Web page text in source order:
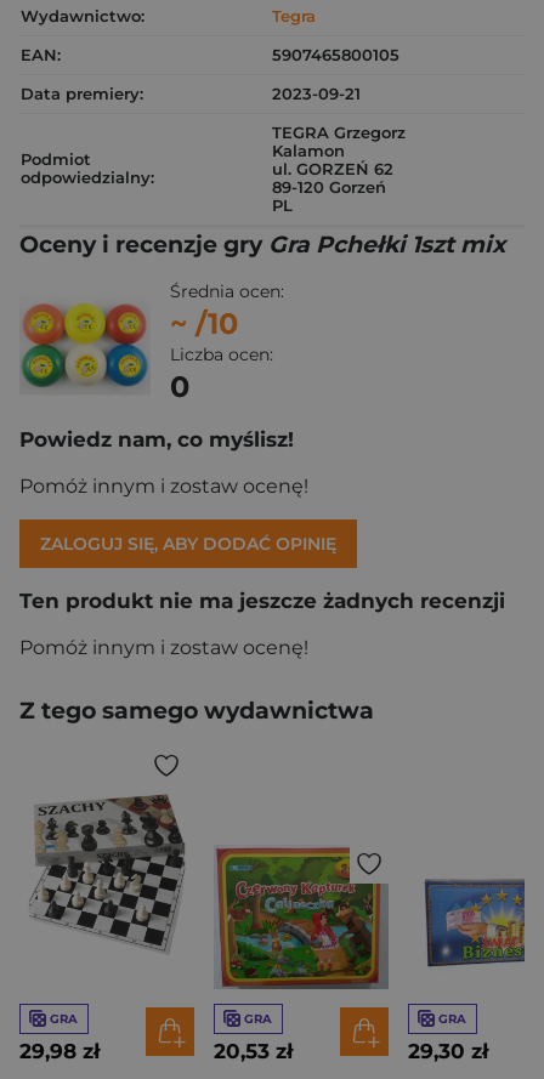
Wydawnictwo:
Tegra
EAN:
5907465800105
Data premiery:
2023-09-21
Podmiot
odpowiedzialny:
TEGRA Grzegorz
Kalamon
ul. GORZEŃ 62
89-120 Gorzeń
PL
Oceny i recenzje gry Gra Pchełki 1szt mix
Średnia ocen:
~ /10
Liczba ocen:
0
Powiedz nam, co myślisz!
Pomóż innym i zostaw ocenę!
ZALOGUJ SIĘ, ABY DODAĆ OPINIĘ
Ten produkt nie ma jeszcze żadnych recenzji
Pomóż innym i zostaw ocenę!
Z tego samego wydawnictwa
GRA
29,98 zł
GRA
20,53 zł
GRA
29,30 zł